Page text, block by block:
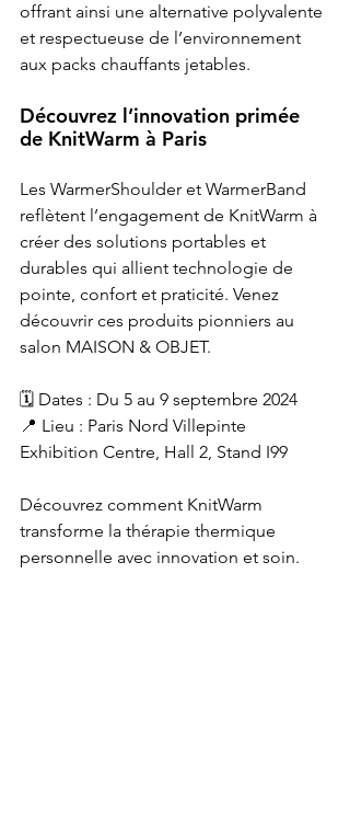
offrant ainsi une alternative polyvalente
et respectueuse de l’environnement
aux packs chauffants jetables.
Découvrez l’innovation primée
de KnitWarm à Paris
Les WarmerShoulder et WarmerBand
reflètent l’engagement de KnitWarm à
créer des solutions portables et
durables qui allient technologie de
pointe, confort et praticité. Venez
découvrir ces produits pionniers au
salon MAISON & OBJET.
🗓 Dates : Du 5 au 9 septembre 2024
📍 Lieu : Paris Nord Villepinte
Exhibition Centre, Hall 2, Stand I99
Découvrez comment KnitWarm
transforme la thérapie thermique
personnelle avec innovation et soin.